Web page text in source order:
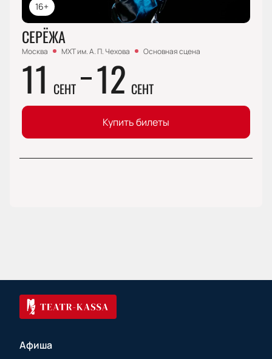
16+
СЕРЁЖА
Москва МХТ им. А. П. Чехова Основная сцена
11 СЕНТ 12 СЕНТ
Купить билеты
Афиша